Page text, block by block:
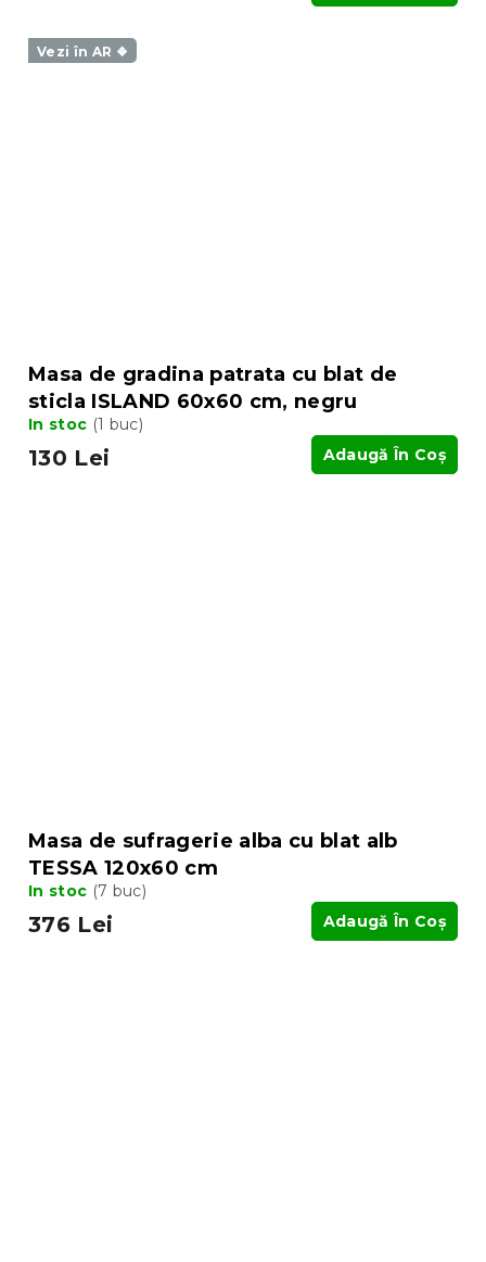
Vezi în AR ❖
Masa de gradina patrata cu blat de
sticla ISLAND 60x60 cm, negru
In stoc (1 buc)
130 Lei Adaugă În Coş
Masa de sufragerie alba cu blat alb
TESSA 120x60 cm
In stoc (7 buc)
376 Lei Adaugă În Coş